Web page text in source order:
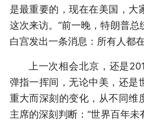
是最重要的，现在在美国，大
这次来访。”前一晚，特朗普总
白宫发出一条消息：所有人都在
上一次相会北京，还是
弹指一挥间，无论中美，还是
重大而深刻的变化，从不同维
主席的深刻判断：“世界百年未